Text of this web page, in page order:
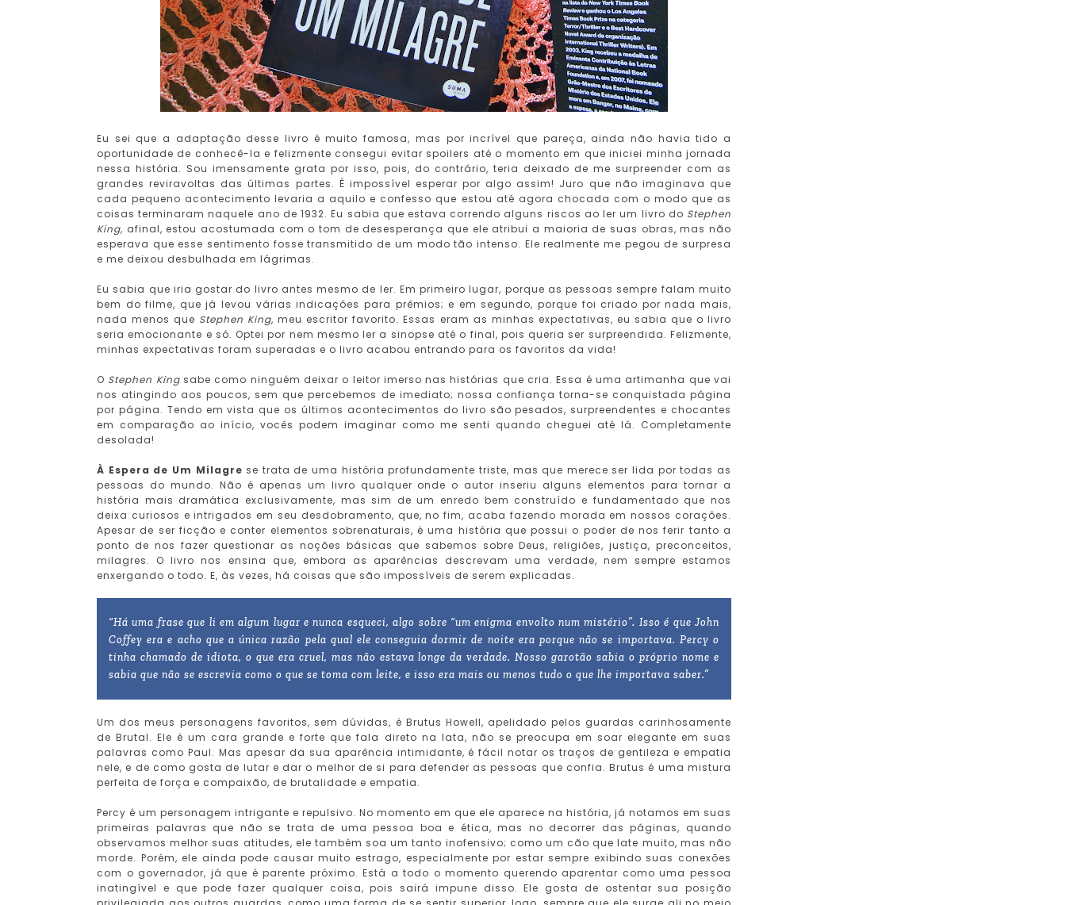
Eu sei que a adaptação desse livro é muito famosa, mas por incrível que pareça, ainda não havia tido a
oportunidade de conhecê-la e felizmente consegui evitar spoilers até o momento em que iniciei minha jornada
nessa história. Sou imensamente grata por isso, pois, do contrário, teria deixado de me surpreender com as
grandes reviravoltas das últimas partes. É impossível esperar por algo assim! Juro que não imaginava que
cada pequeno acontecimento levaria a aquilo e confesso que estou até agora chocada com o modo que as
coisas terminaram naquele ano de 1932. Eu sabia que estava correndo alguns riscos ao ler um livro do Stephen
King, afinal, estou acostumada com o tom de desesperança que ele atribui a maioria de suas obras, mas não
esperava que esse sentimento fosse transmitido de um modo tão intenso. Ele realmente me pegou de surpresa
e me deixou desbulhada em lágrimas.
Eu sabia que iria gostar do livro antes mesmo de ler. Em primeiro lugar, porque as pessoas sempre falam muito
bem do filme, que já levou várias indicações para prêmios; e em segundo, porque foi criado por nada mais,
nada menos que Stephen King, meu escritor favorito. Essas eram as minhas expectativas, eu sabia que o livro
seria emocionante e só. Optei por nem mesmo ler a sinopse até o final, pois queria ser surpreendida. Felizmente,
minhas expectativas foram superadas e o livro acabou entrando para os favoritos da vida!
O Stephen King sabe como ninguém deixar o leitor imerso nas histórias que cria. Essa é uma artimanha que vai
nos atingindo aos poucos, sem que percebemos de imediato; nossa confiança torna-se conquistada página
por página. Tendo em vista que os últimos acontecimentos do livro são pesados, surpreendentes e chocantes
em comparação ao início, vocês podem imaginar como me senti quando cheguei até lá. Completamente
desolada!
À Espera de Um Milagre se trata de uma história profundamente triste, mas que merece ser lida por todas as
pessoas do mundo. Não é apenas um livro qualquer onde o autor inseriu alguns elementos para tornar a
história mais dramática exclusivamente, mas sim de um enredo bem construído e fundamentado que nos
deixa curiosos e intrigados em seu desdobramento, que, no fim, acaba fazendo morada em nossos corações.
Apesar de ser ficção e conter elementos sobrenaturais, é uma história que possui o poder de nos ferir tanto a
ponto de nos fazer questionar as noções básicas que sabemos sobre Deus, religiões, justiça, preconceitos,
milagres. O livro nos ensina que, embora as aparências descrevam uma verdade, nem sempre estamos
enxergando o todo. E, às vezes, há coisas que são impossíveis de serem explicadas.
“Há uma frase que li em algum lugar e nunca esqueci, algo sobre “um enigma envolto num mistério”. Isso é que John
Coffey era e acho que a única razão pela qual ele conseguia dormir de noite era porque não se importava. Percy o
tinha chamado de idiota, o que era cruel, mas não estava longe da verdade. Nosso garotão sabia o próprio nome e
sabia que não se escrevia como o que se toma com leite, e isso era mais ou menos tudo o que lhe importava saber.”
Um dos meus personagens favoritos, sem dúvidas, é Brutus Howell, apelidado pelos guardas carinhosamente
de Brutal. Ele é um cara grande e forte que fala direto na lata, não se preocupa em soar elegante em suas
palavras como Paul. Mas apesar da sua aparência intimidante, é fácil notar os traços de gentileza e empatia
nele, e de como gosta de lutar e dar o melhor de si para defender as pessoas que confia. Brutus é uma mistura
perfeita de força e compaixão, de brutalidade e empatia.
Percy é um personagem intrigante e repulsivo. No momento em que ele aparece na história, já notamos em suas
primeiras palavras que não se trata de uma pessoa boa e ética, mas no decorrer das páginas, quando
observamos melhor suas atitudes, ele também soa um tanto inofensivo; como um cão que late muito, mas não
morde. Porém, ele ainda pode causar muito estrago, especialmente por estar sempre exibindo suas conexões
com o governador, já que é parente próximo. Está a todo o momento querendo aparentar como uma pessoa
inatingível e que pode fazer qualquer coisa, pois sairá impune disso. Ele gosta de ostentar sua posição